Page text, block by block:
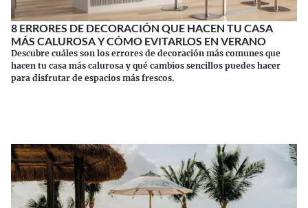
8 ERRORES DE DECORACIÓN QUE HACEN TU CASA
MÁS CALUROSA Y CÓMO EVITARLOS EN VERANO
Descubre cuáles son los errores de decoración más comunes que
hacen tu casa más calurosa y qué cambios sencillos puedes hacer
para disfrutar de espacios más frescos.